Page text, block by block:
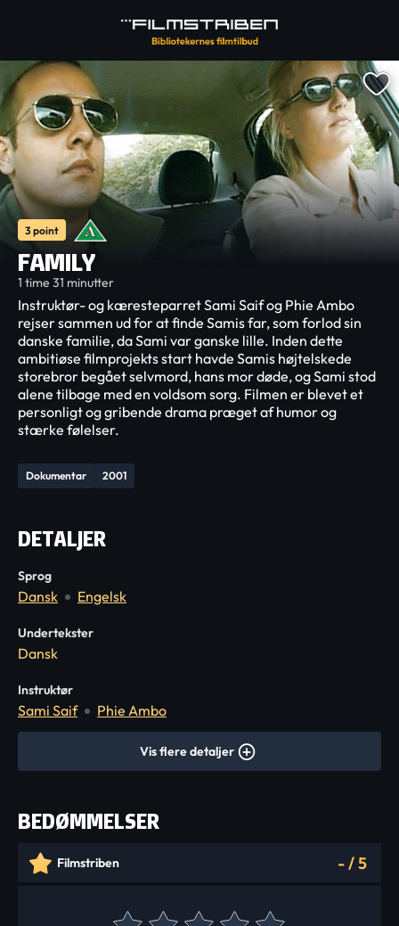
3 point
FAMILY
1 time 31 minutter
Dokumentar 2001
Instruktør- og kæresteparret Sami Saif og Phie Ambo
rejser sammen ud for at finde Samis far, som forlod sin
danske familie, da Sami var ganske lille. Inden dette
ambitiøse filmprojekts start havde Samis højtelskede
storebror begået selvmord, hans mor døde, og Sami stod
alene tilbage med en voldsom sorg. Filmen er blevet et
personligt og gribende drama præget af humor og
stærke følelser.
DETALJER
Sprog
Dansk Engelsk
Undertekster
Dansk
Instruktør
Sami Saif Phie Ambo
Vis flere detaljer
BEDØMMELSER
Filmstriben -/5